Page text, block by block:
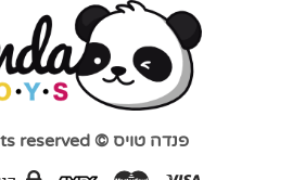
פנדה טויס © All Rights reserved